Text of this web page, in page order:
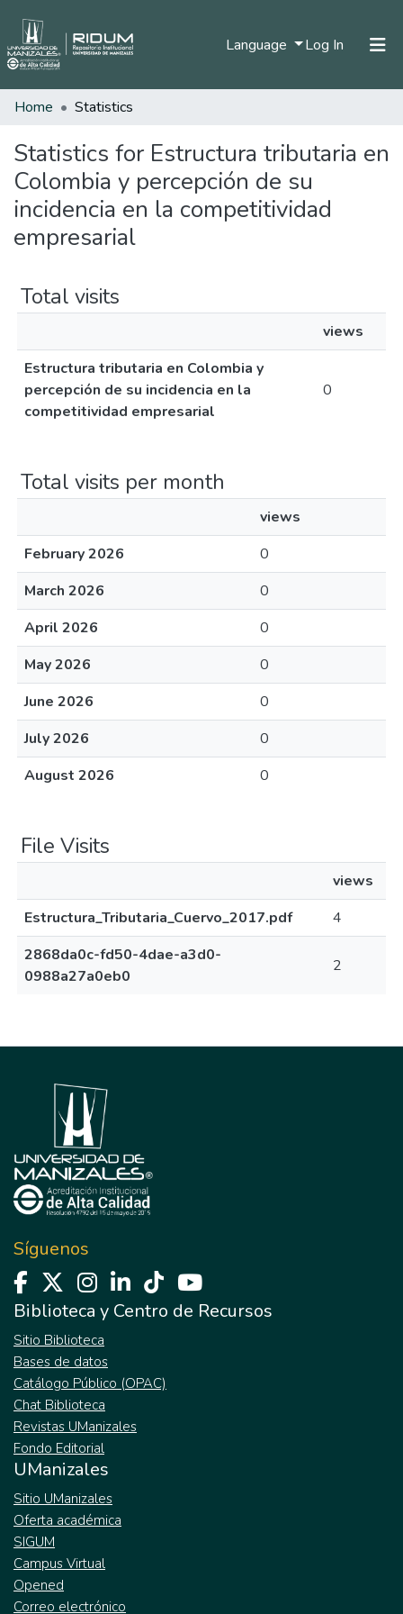
Language Log In (current)
Communities & Collections
All of DSpace
Home Statistics
Statistics for Estructura tributaria en
Colombia y percepción de su
incidencia en la competitividad
empresarial
Total visits
views
Estructura tributaria en Colombia y
percepción de su incidencia en la
competitividad empresarial
0
Total visits per month
views
February 2026
0
March 2026
0
April 2026
0
May 2026
0
June 2026
0
July 2026
0
August 2026
0
File Visits
views
Estructura_Tributaria_Cuervo_2017.pdf
4
2868da0c-fd50-4dae-a3d0-
0988a27a0eb0
2
Síguenos
Biblioteca y Centro de Recursos
Sitio Biblioteca
Bases de datos
Catálogo Público (OPAC)
Chat Biblioteca
Revistas UManizales
Fondo Editorial
UManizales
Sitio UManizales
Oferta académica
SIGUM
Campus Virtual
Opened
Correo electrónico